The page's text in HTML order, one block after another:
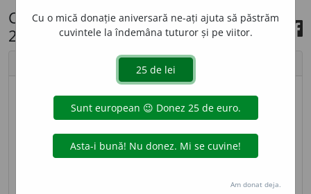
Cuvântul zilei, 22 noiembrie
2025
© imagine
CHERCHELI, cherchelesc, vb.IV.Refl.(Fam.
îmbăta (ușor); a se ameți. –Et. nec.
LauraGellner
Cu o mică donație aniversară ne-ați ajuta să păstrăm
cuvintele la îndemâna tuturor și pe viitor.
Am donat deja.